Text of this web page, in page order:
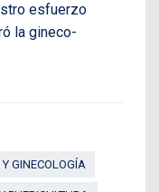
esfuerzo
la gineco-
GINECOLOGÍA